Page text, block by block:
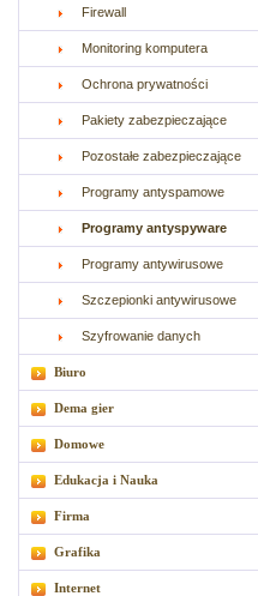
Firewall
Monitoring komputera
Ochrona prywatności
Pakiety zabezpieczające
Pozostałe zabezpieczające
Programy antyspamowe
Programy antyspyware
Programy antywirusowe
Szczepionki antywirusowe
Szyfrowanie danych
Biuro
Dema gier
Domowe
Edukacja i Nauka
Firma
Grafika
Internet